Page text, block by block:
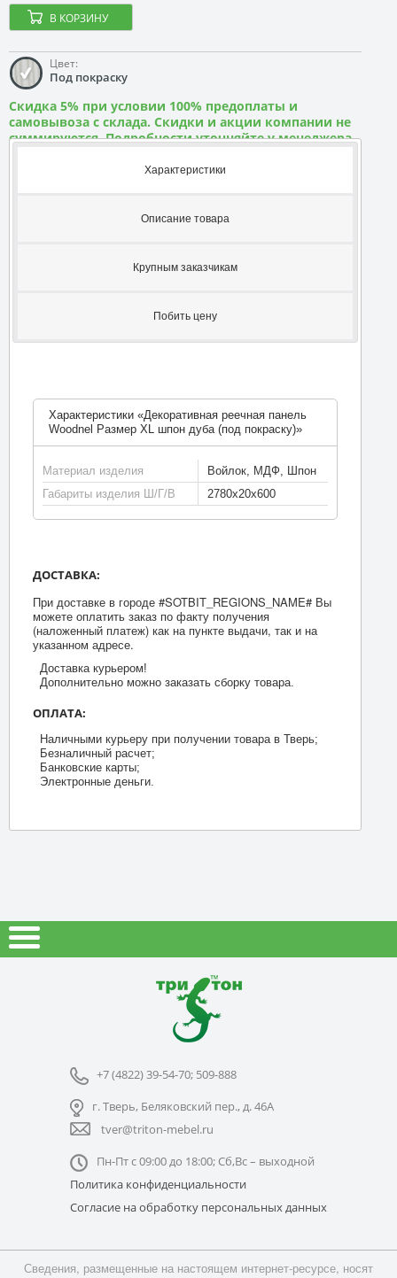
В КОРЗИНУ
Цвет:
Под покраску
Скидка 5% при условии 100% предоплаты и
самовывоза с склада. Скидки и акции компании не
суммируются. Подробности уточняйте у менеджера
Характеристики
Описание товара
Крупным заказчикам
Побить цену
Характеристики «Декоративная реечная панель
Woodnel Размер XL шпон дуба (под покраску)»
Материал изделия
Войлок, МДФ, Шпон
Габариты изделия Ш/Г/В
2780x20x600
ДОСТАВКА:
При доставке в городе #SOTBIT_REGIONS_NAME# Вы
можете оплатить заказ по факту получения
(наложенный платеж) как на пункте выдачи, так и на
указанном адресе.
Доставка курьером!
Дополнительно можно заказать сборку товара.
ОПЛАТА:
Наличными курьеру при получении товара в Тверь;
Безналичный расчет;
Банковские карты;
Электронные деньги.
+7 (4822) 39-54-70; 509-888
г. Тверь, Беляковский пер., д. 46А
tver@triton-mebel.ru
Пн-Пт с 09:00 до 18:00; Сб,Вс – выходной
Политика конфиденциальности
Согласие на обработку персональных данных
Сведения, размещенные на настоящем интернет-ресурсе, носят